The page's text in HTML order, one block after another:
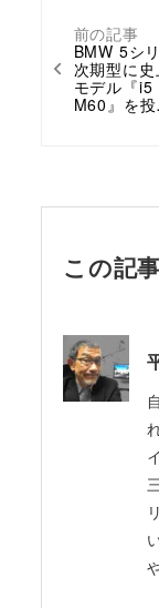
前の記事
BMW 5シ
次期型に史
モデル『i5
M60』を
この記